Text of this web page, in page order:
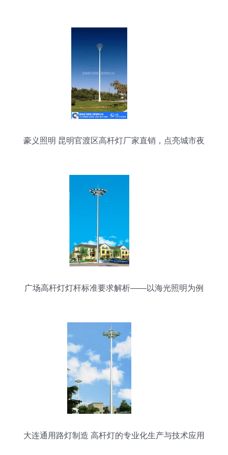
豪义照明 昆明官渡区高杆灯厂家直销，点亮城市夜
广场高杆灯灯杆标准要求解析——以海光照明为例
大连通用路灯制造 高杆灯的专业化生产与技术应用